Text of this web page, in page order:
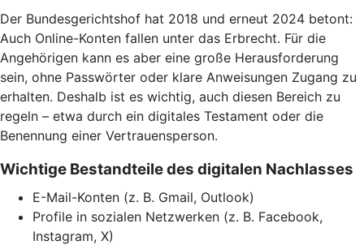
Der Bundesgerichtshof hat 2018 und erneut 2024 betont:
Auch Online-Konten fallen unter das Erbrecht. Für die
Angehörigen kann es aber eine große Herausforderung
sein, ohne Passwörter oder klare Anweisungen Zugang zu
erhalten. Deshalb ist es wichtig, auch diesen Bereich zu
regeln – etwa durch ein digitales Testament oder die
Benennung einer Vertrauensperson.
Wichtige Bestandteile des digitalen Nachlasses
E-Mail-Konten (z. B. Gmail, Outlook)
Profile in sozialen Netzwerken (z. B. Facebook,
Instagram, X)